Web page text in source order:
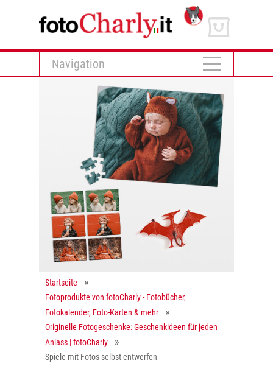
Navigation
Startseite
Fotoprodukte von fotoCharly - Fotobücher,
Fotokalender, Foto-Karten & mehr
Originelle Fotogeschenke: Geschenkideen für jeden
Anlass | fotoCharly
Spiele mit Fotos selbst entwerfen